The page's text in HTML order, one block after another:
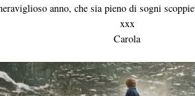
anno, che sia pieno di sogni
xxx
Carola